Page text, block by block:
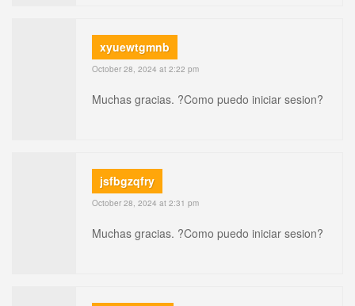
xyuewtgmnb
October 28, 2024 at 2:22 pm
Muchas gracias. ?Como puedo iniciar sesion?
jsfbgzqfry
October 28, 2024 at 2:31 pm
Muchas gracias. ?Como puedo iniciar sesion?